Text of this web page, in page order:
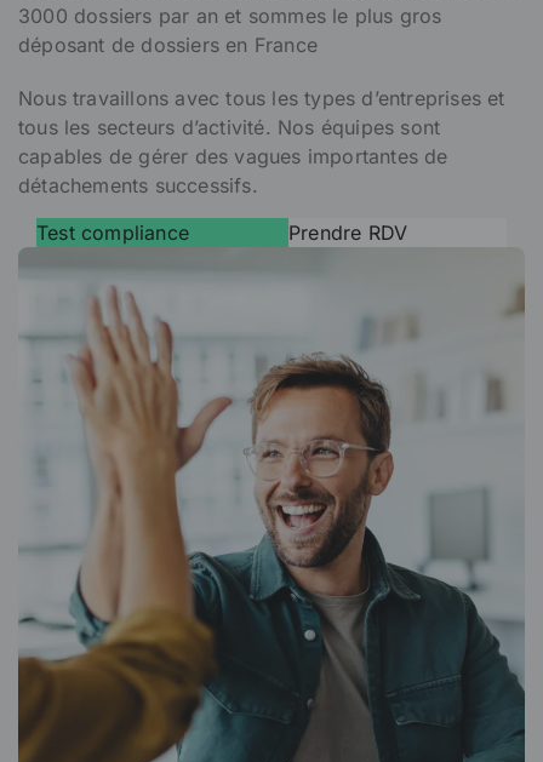
3000 dossiers par an et sommes le plus gros
déposant de dossiers en France
Nous travaillons avec tous les types d’entreprises et
tous les secteurs d’activité. Nos équipes sont
capables de gérer des vagues importantes de
détachements successifs.
Test compliance
Prendre RDV